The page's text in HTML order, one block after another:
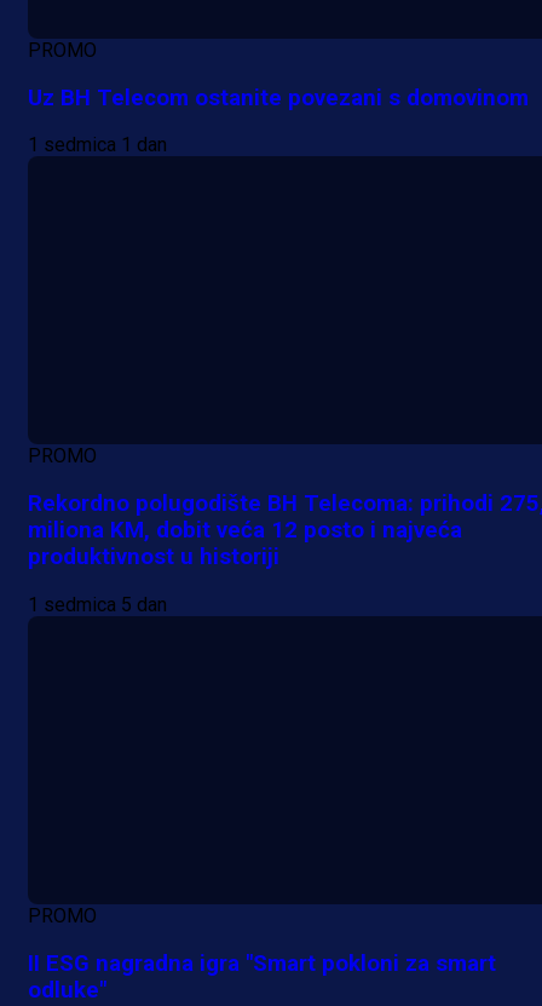
PROMO
Uz BH Telecom ostanite povezani s domovinom
1 sedmica 1 dan
PROMO
Rekordno polugodište BH Telecoma: prihodi
miliona KM, dobit veća 12 posto i najveća
produktivnost u historiji
1 sedmica 5 dan
PROMO
II ESG nagradna igra "Smart pokloni za smart
odluke"